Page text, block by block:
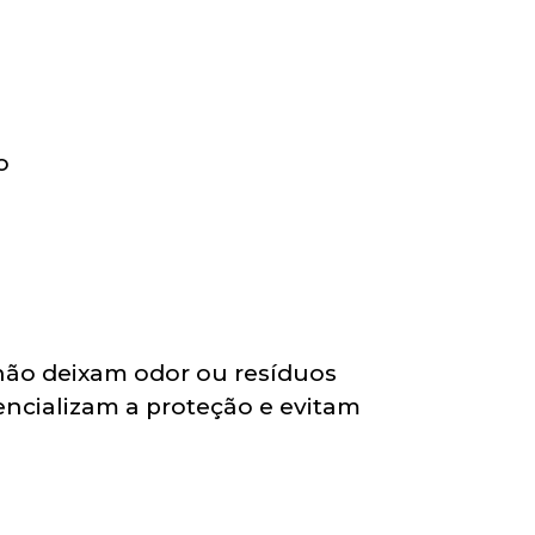
deixam odor ou resíduos
a proteção e evitam